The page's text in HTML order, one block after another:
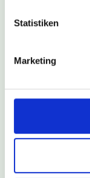
Statistiken
Marketing
Discotheken
attraktive
nicht nur den
Möglichkeiten
etwa eine
unsere Experten
passende